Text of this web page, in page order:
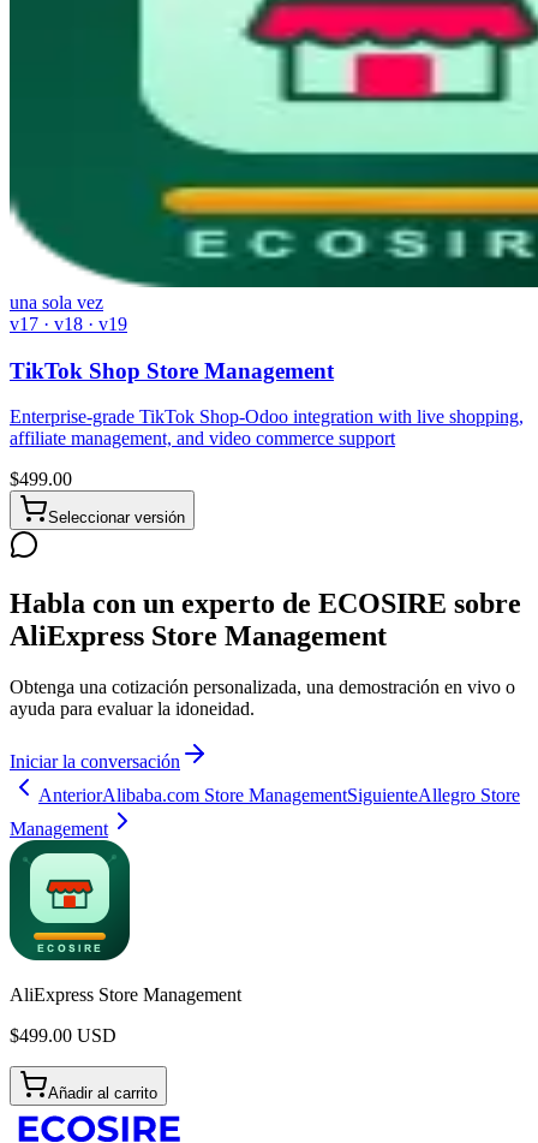
una sola vez
v17 · v18 · v19
TikTok Shop Store Management
Enterprise-grade TikTok Shop-Odoo integration with live shopping,
affiliate management, and video commerce support
$499.00
Seleccionar versión
Habla con un experto de ECOSIRE sobre
AliExpress Store Management
Obtenga una cotización personalizada, una demostración en vivo o
ayuda para evaluar la idoneidad.
Iniciar la conversación
AnteriorAlibaba.com Store ManagementSiguienteAllegro Store
Management
AliExpress Store Management
$499.00 USD
Añadir al carrito